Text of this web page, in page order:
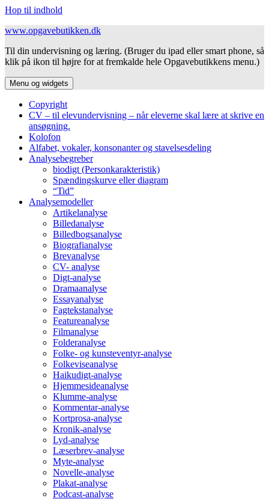
Hop til indhold
www.opgavebutikken.dk
Til din undervisning og læring. (Bruger du ipad eller smart phone, så
klik på ikon til højre for at fremkalde hele Opgavebutikkens menu.)
Menu og widgets
Copyright
CV – til elevundervisning – når eleverne skal lære at skrive en
ansøgning.
Kolofon
Alfabet, vokaler, konsonanter og stavelsesdeling
Analysebegreber
biodigt (Personkarakteristik)
Spændingskurve eller diagram
“Tid”
Analysemodeller
Artikelanalyse
Billedanalyse
Billedbogsanalyse
Biografianalyse
Brevanalyse
CV- analyse
Digt-analyse
Dramaanalyse
Essayanalyse
Fagtekstanalyse
Featureanalyse
Filmanalyse
Folderanalyse
Folke- og kunsteventyr-analyse
Folkeviseanalyse
Haikudigt-analyse
Hjemmesideanalyse
Klumme-analyse
Kommentar-analyse
Kortprosa-analyse
Kronik-analyse
Lyd-analyse
Læserbrev-analyse
Myte-analyse
Novelle-analyse
Plakat-analyse
Podcast-analyse